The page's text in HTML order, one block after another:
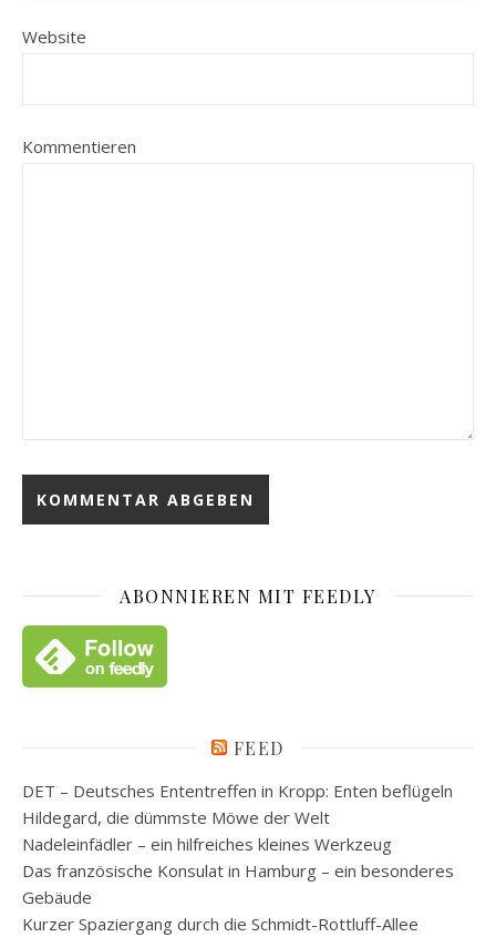
Website
Kommentieren
ABONNIEREN MIT FEEDLY
FEED
DET – Deutsches Ententreffen in Kropp: Enten beflügeln
Hildegard, die dümmste Möwe der Welt
Nadeleinfädler – ein hilfreiches kleines Werkzeug
Das französische Konsulat in Hamburg – ein besonderes
Gebäude
Kurzer Spaziergang durch die Schmidt-Rottluff-Allee